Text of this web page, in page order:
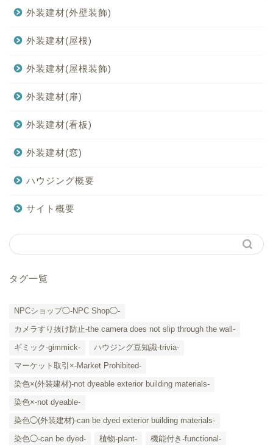
外装建材(外壁装飾)
外装建材(屋根)
外装建材(屋根装飾)
外装建材(扉)
外装建材(看板)
外装建材(窓)
ハウジング概要
サイト概要
タグ一覧
NPCショップ◯-NPC Shop◯-
カメラすり抜け防止-the camera does not slip through the wall-
ギミック-gimmick-
ハウジング豆知識-trivia-
マーケット取引×-Market Prohibited-
染色×(外装建材)-not dyeable exterior building materials-
染色×-not dyeable-
染色◯(外装建材)-can be dyed exterior building materials-
染色◯-can be dyed-
植物-plant- 機能付き-functional-
Category List-